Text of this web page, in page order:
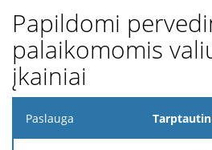
Papildomi
palaikomomis
įkainiai
Paslauga